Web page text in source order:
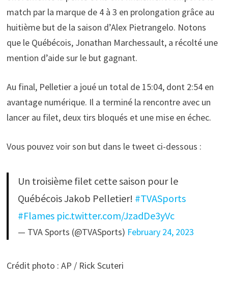
match par la marque de 4 à 3 en prolongation grâce au
huitième but de la saison d’Alex Pietrangelo. Notons
que le Québécois, Jonathan Marchessault, a récolté une
mention d’aide sur le but gagnant.
Au final, Pelletier a joué un total de 15:04, dont 2:54 en
avantage numérique. Il a terminé la rencontre avec un
lancer au filet, deux tirs bloqués et une mise en échec.
Vous pouvez voir son but dans le tweet ci-dessous :
Un troisième filet cette saison pour le
Québécois Jakob Pelletier! #TVASports
#Flames pic.twitter.com/JzadDe3yVc
— TVA Sports (@TVASports) February 24, 2023
Crédit photo : AP / Rick Scuteri